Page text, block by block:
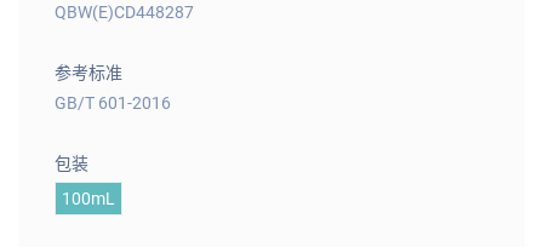
QBW(E)CD448287
参考标准
GB/T 601-2016
包装
100mL